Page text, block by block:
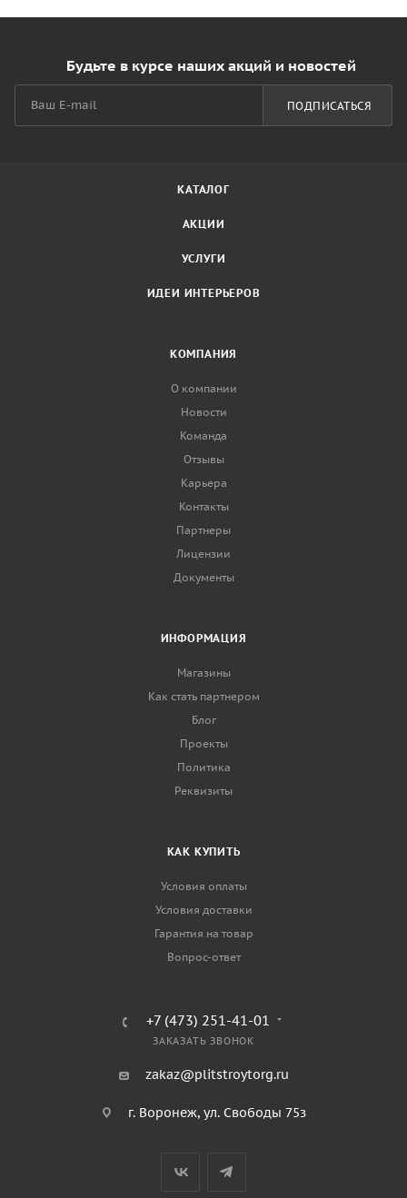
Будьте в курсе наших акций и новостей
ПОДПИСАТЬСЯ
КАТАЛОГ
АКЦИИ
УСЛУГИ
ИДЕИ ИНТЕРЬЕРОВ
КОМПАНИЯ
О компании
Новости
Команда
Отзывы
Карьера
Контакты
Партнеры
Лицензии
Документы
ИНФОРМАЦИЯ
Магазины
Как стать партнером
Блог
Проекты
Политика
Реквизиты
КАК КУПИТЬ
Условия оплаты
Условия доставки
Гарантия на товар
Вопрос-ответ
+7 (473) 251-41-01
ЗАКАЗАТЬ ЗВОНОК
zakaz@plitstroytorg.ru
г. Воронеж, ул. Свободы 75з